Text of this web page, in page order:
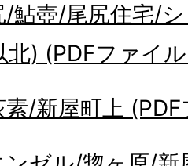
/鮎壺/尾尻住宅/
北) (PDFファイ
/新屋町上